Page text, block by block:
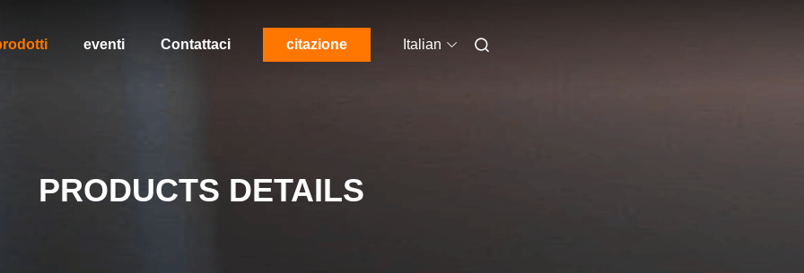
eventi Contattaci citazione Italian
PRODUCTS DETAILS